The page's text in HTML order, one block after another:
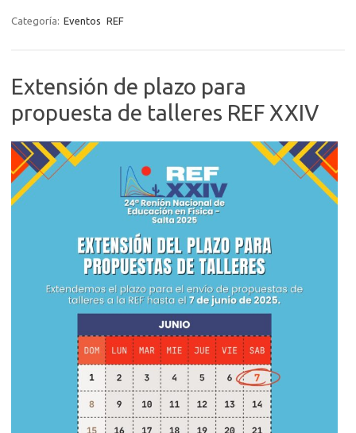
Categoría: Eventos REF
Extensión de plazo para
propuesta de talleres REF XXIV